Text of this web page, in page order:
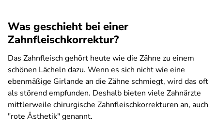
Was geschieht bei einer
Zahnfleischkorrektur?
Das Zahnfleisch gehört heute wie die Zähne zu einem
schönen Lächeln dazu. Wenn es sich nicht wie eine
ebenmäßige Girlande an die Zähne schmiegt, wird das oft
als störend empfunden. Deshalb bieten viele Zahnärzte
mittlerweile chirurgische Zahnfleischkorrekturen an, auch
"rote Ästhetik" genannt.